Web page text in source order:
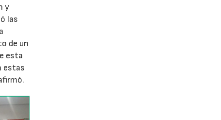
y
las
de un
esta
estas